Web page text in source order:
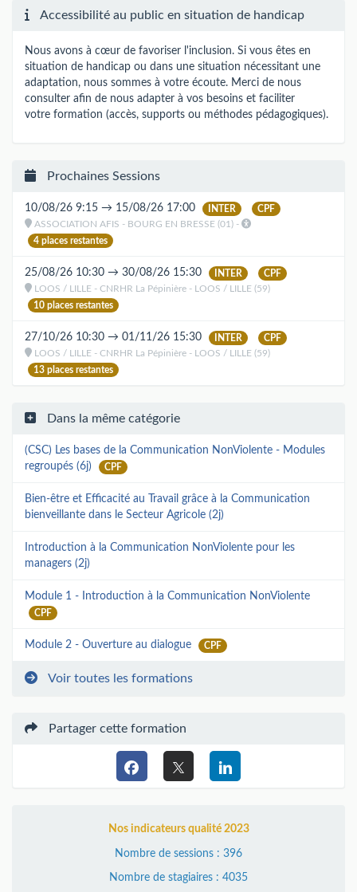
Accessibilité au public en situation de handicap
Nous avons à cœur de favoriser l'inclusion. Si vous êtes en
situation de handicap ou dans une situation nécessitant une
adaptation, nous sommes à votre écoute. Merci de nous
consulter afin de nous adapter à vos besoins et faciliter
votre formation (accès, supports ou méthodes pédagogiques).
Prochaines Sessions
10/08/26 9:15 → 15/08/26 17:00 INTER
CPF
ASSOCIATION AFIS - BOURG EN BRESSE (01) -
4 places restantes
25/08/26 10:30 → 30/08/26 15:30 INTER
CPF
LOOS / LILLE - CNRHR La Pépinière - LOOS / LILLE (59)
10 places restantes
27/10/26 10:30 → 01/11/26 15:30 INTER
CPF
LOOS / LILLE - CNRHR La Pépinière - LOOS / LILLE (59)
13 places restantes
Dans la même catégorie
(CSC) Les bases de la Communication NonViolente - Modules
regroupés (6j)
CPF
Bien-être et Efficacité au Travail grâce à la Communication
bienveillante dans le Secteur Agricole (2j)
Introduction à la Communication NonViolente pour les
managers (2j)
Module 1 - Introduction à la Communication NonViolente
CPF
Module 2 - Ouverture au dialogue CPF
Voir toutes les formations
Partager cette formation
Nos indicateurs qualité 2023
Nombre de sessions : 396
Nombre de stagiaires : 4035